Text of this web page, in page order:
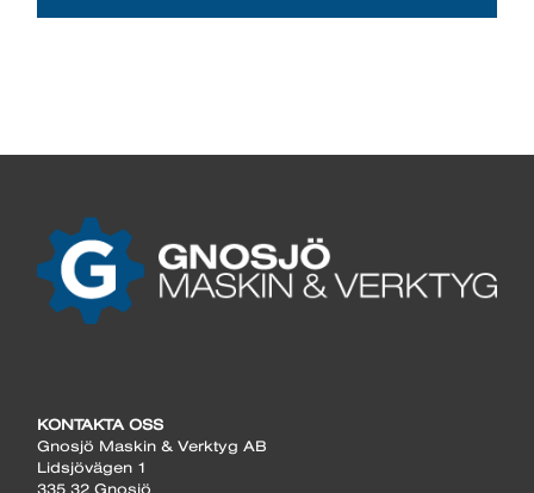
KONTAKTA OSS
Gnosjö Maskin & Verktyg AB
Lidsjövägen 1
335 32 Gnosjö